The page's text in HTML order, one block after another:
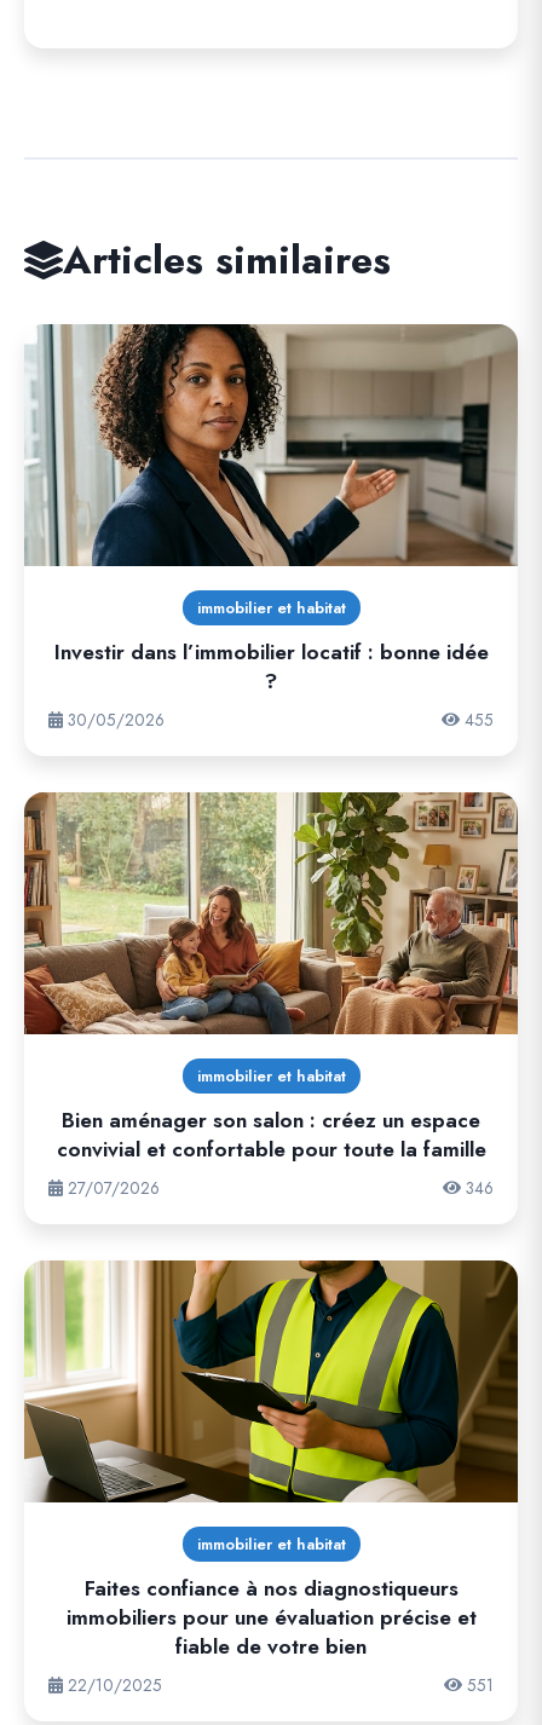
Articles similaires
immobilier et habitat
Investir dans l’immobilier locatif : bonne idée
?
30/05/2026 455
immobilier et habitat
Bien aménager son salon : créez un espace
convivial et confortable pour toute la famille
27/07/2026 346
immobilier et habitat
Faites confiance à nos diagnostiqueurs
immobiliers pour une évaluation précise et
fiable de votre bien
22/10/2025 551